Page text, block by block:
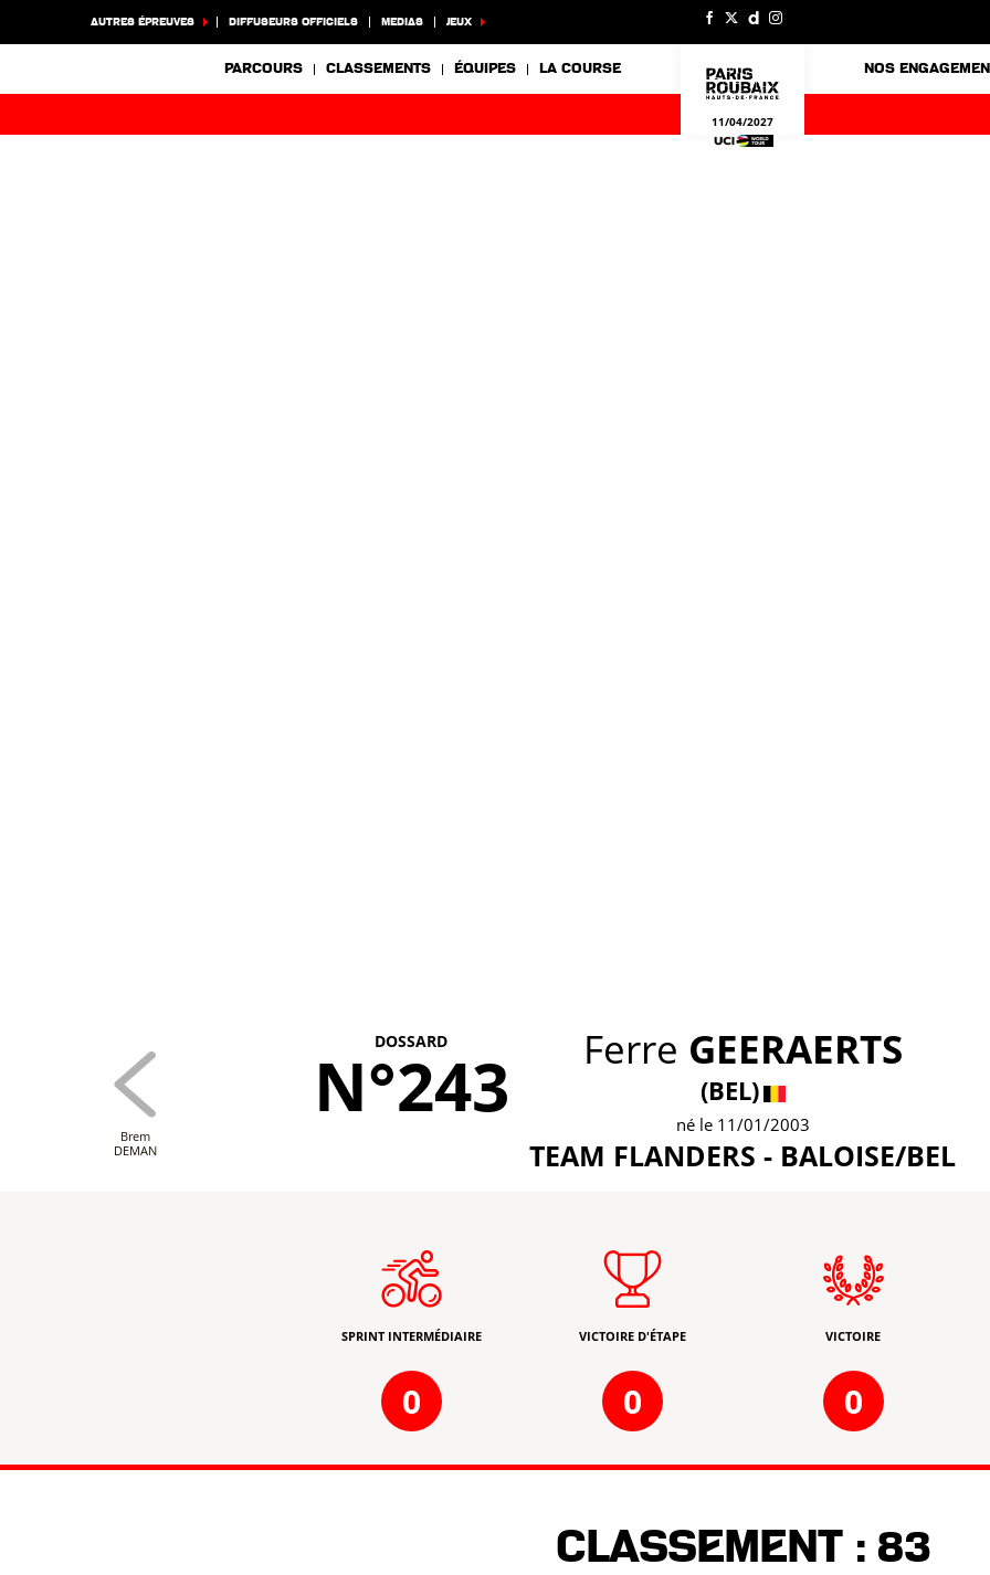
AUTRES ÉPREUVES DIFFUSEURS OFFICIELS MEDIAS JEUX
PARCOURS CLASSEMENTS ÉQUIPES LA COURSE
11/04/2027
NOS
DOSSARD
N°243 Ferre GEERAERTS
(BEL)
né le 11/01/2003
TEAM FLANDERS - BALOISE/BEL
Brem
DEMAN
SPRINT INTERMÉDIAIRE
0
VICTOIRE D'ÉTAPE
0
VICTOIRE
0
Classement : 83